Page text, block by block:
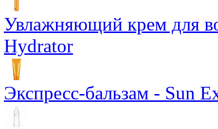
Увлажняющий крем для
Hydrator
Экспресс-бальзам - Sun